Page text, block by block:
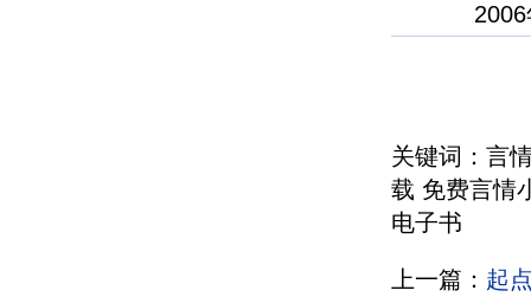
关键词：言
载 免费言情
电子书
上一篇： 起